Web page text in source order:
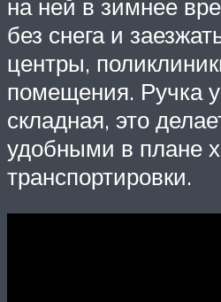
на ней в зимнее
без снега и
центры,
помещения. Ручка
складная, это
удобными в плане
транспортировки.